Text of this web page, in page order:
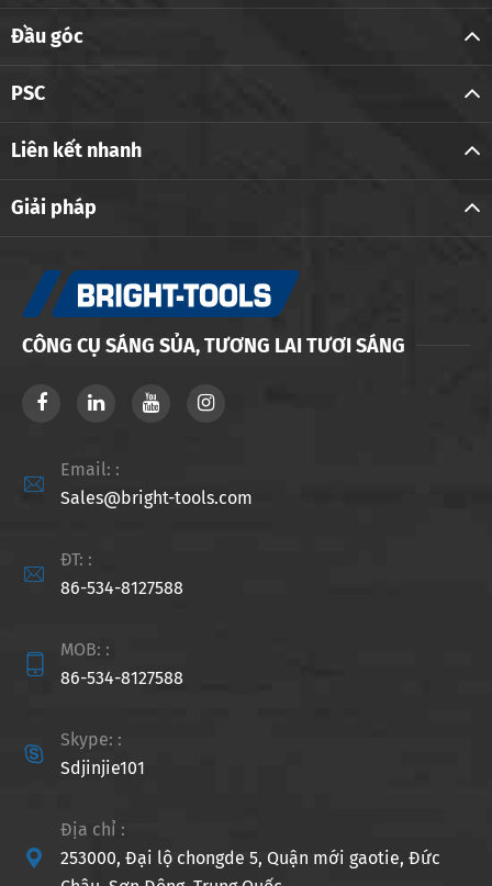
Đầu góc
PSC
Liên kết nhanh
Giải pháp
CÔNG CỤ SÁNG SỦA, TƯƠNG LAI TƯƠI SÁNG

Email: :
Sales@bright-tools.com

ĐT: :
86-534-8127588

MOB: :
86-534-8127588

Skype: :
Sdjinjie101

Địa chỉ :
253000, Đại lộ chongde 5, Quận mới gaotie, Đức